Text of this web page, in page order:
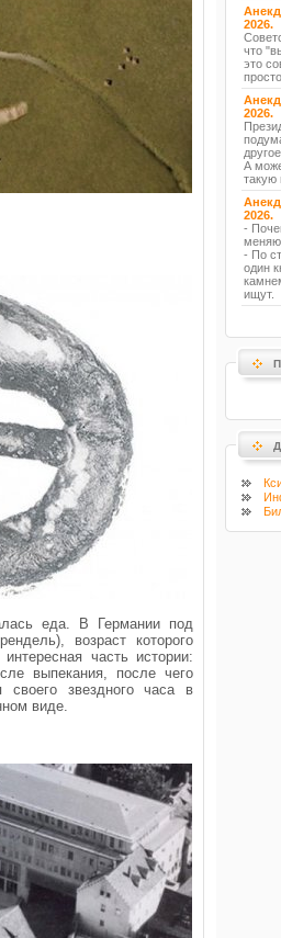
еда. В Германии под
возраст которого
часть истории:
выпекания, после чего
своего звездного часа в
виде.
2026.
что
это
2026.
А
такую
2026.
-
- По
один
ищут.